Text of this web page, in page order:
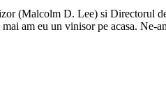
(Malcolm D. Lee) si Directorul
am eu un vinisor pe acasa. Ne-